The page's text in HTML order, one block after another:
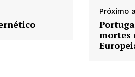
Próximo
mortes